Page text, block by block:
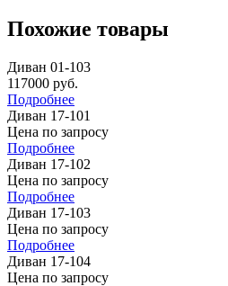
Похожие товары
Диван 01-103
117000 руб.
Подробнее
Диван 17-101
Цена по запросу
Подробнее
Диван 17-102
Цена по запросу
Подробнее
Диван 17-103
Цена по запросу
Подробнее
Диван 17-104
Цена по запросу